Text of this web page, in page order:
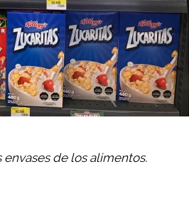
de los alimentos.